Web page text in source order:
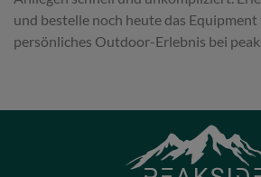
und bestelle noch heute das
persönliches Outdoor-Erlebnis bei